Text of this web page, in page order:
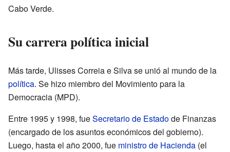
Cabo Verde.
Su carrera política inicial
Más tarde, Ulisses Correia e Silva se unió al mundo de la
política. Se hizo miembro del Movimiento para la
Democracia (MPD).
Entre 1995 y 1998, fueSecretario de Estadode Finanzas
(encargado de los asuntos económicos del gobierno).
Luego, hasta el año 2000, fue ministro de Hacienda (el